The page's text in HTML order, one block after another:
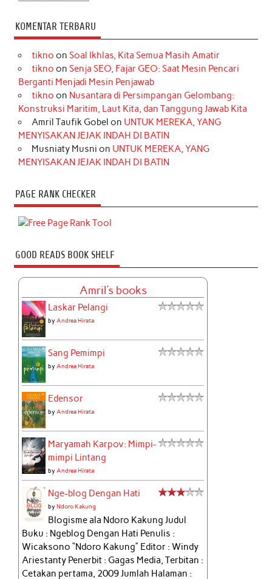
KOMENTAR TERBARU
tikno on Soal Ikhlas, Kita Semua Masih Amatir
tikno on Senja SEO, Fajar GEO: Saat Mesin Pencari
Berganti Menjadi Mesin Penjawab
tikno on Nusantara di Persimpangan Gelombang:
Konstruksi Maritim, Laut Kita, dan Tanggung Jawab Kita
Amril Taufik Gobel on UNTUK MEREKA, YANG
MENYISAKAN JEJAK INDAH DI BATIN
Musniaty Musni on UNTUK MEREKA, YANG
MENYISAKAN JEJAK INDAH DI BATIN
PAGE RANK CHECKER
GOOD READS BOOK SHELF
Amril's books
Laskar Pelangi
byAndrea Hirata
Sang Pemimpi
byAndrea Hirata
Edensor
byAndrea Hirata
Maryamah Karpov: Mimpi-
mimpi Lintang
byAndrea Hirata
Nge-blog Dengan Hati
byNdoro Kakung
Blogisme ala Ndoro Kakung Judul
Buku : Ngeblog Dengan Hati Penulis :
Wicaksono “Ndoro Kakung” Editor : Windy
Ariestanty Penerbit : Gagas Media, Terbitan :
Cetakan pertama, 2009 Jumlah Halaman :